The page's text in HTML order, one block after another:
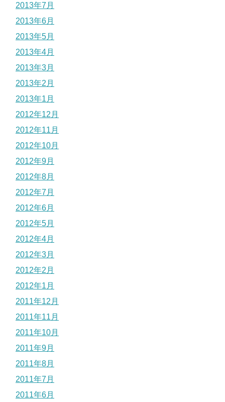
2013年7月
2013年6月
2013年5月
2013年4月
2013年3月
2013年2月
2013年1月
2012年12月
2012年11月
2012年10月
2012年9月
2012年8月
2012年7月
2012年6月
2012年5月
2012年4月
2012年3月
2012年2月
2012年1月
2011年12月
2011年11月
2011年10月
2011年9月
2011年8月
2011年7月
2011年6月